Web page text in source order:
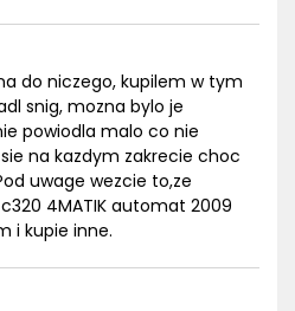
do niczego, kupilem w tym
snig, mozna bylo je
powiodla malo co nie
na kazdym zakrecie choc
uwage wezcie to,ze
4MATIK automat 2009
i kupie inne.